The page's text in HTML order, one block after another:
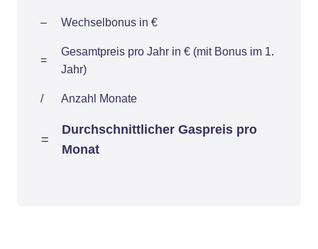
– Wechselbonus in €
=
Gesamtpreis pro Jahr in € (mit Bonus im 1.
Jahr)
/ Anzahl Monate
=
Durchschnittlicher Gaspreis pro
Monat